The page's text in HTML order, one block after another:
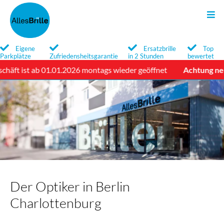
Eigene
Parkplätze
Zufriedensheitsgarantie
Ersatzbrille
in 2 Stunden
Top
bewertet
ist ab 01.01.2026 montags wieder geöffnet Achtung
Der Optiker in Berlin
Charlottenburg
Qualität
Service
Marken
Brillengläser
Qualität
Service
Marken
Optische Sonnenbrillen
Newsletter